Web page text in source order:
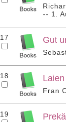
-- 1.
17 Gut
18
Fran
19